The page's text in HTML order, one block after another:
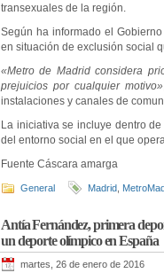
transexuales de la región.
Según ha informado el
en situación de exclusión social
«Metro de Madrid considera
prejuicios por cualquier motivo»
instalaciones y canales de
La iniciativa se incluye dentro
del entorno social en el que
Fuente Cáscara amarga
General Madrid
Antía Fernández, primera
un deporte olímpico en España
martes, 26 de enero de 2016